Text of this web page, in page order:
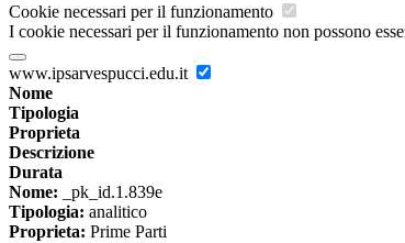
Cookie necessari per il funzionamento
I cookie necessari per il funzionamento non possono
www.ipsarvespucci.edu.it
Nome
Tipologia
Proprieta
Descrizione
Durata
Nome: _pk_id.1.839e
Tipologia: analitico
Proprieta: Prime Parti